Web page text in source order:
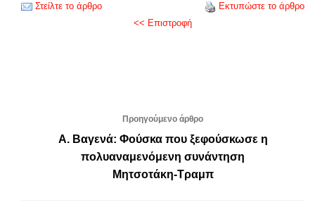
Στείλτε το άρθρο
Εκτυπώστε το άρθρο
<< Επιστροφή
Προηγούμενο άρθρο
Α. Βαγενά: Φούσκα που ξεφούσκωσε η
πολυαναμενόμενη συνάντηση
Μητσοτάκη-Τραμπ